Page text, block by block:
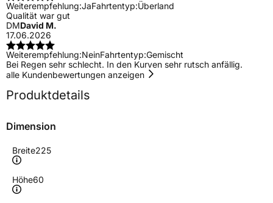
Weiterempfehlung:JaFahrtentyp:Überland
Qualität war gut
DMDavid M.
17.06.2026
Weiterempfehlung:NeinFahrtentyp:Gemischt
Bei Regen sehr schlecht. In den Kurven sehr rutsch anfällig.
alle Kundenbewertungen anzeigen
Produktdetails
Dimension
Breite225
Höhe60